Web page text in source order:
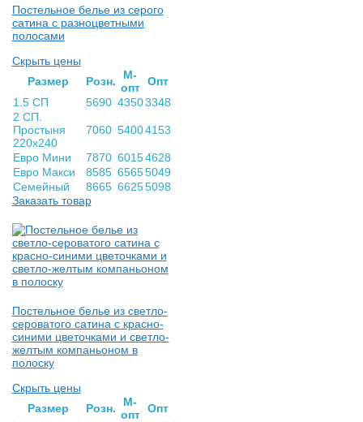
Постельное белье из серого
сатина с разноцветными
полосами
Скрыть цены
Раз­мер
Розн.
М-
опт Опт
1.5 СП
5690 43503348
2 СП.
Простыня
220х240
7060 54004153
Евро Мини 7870 60154628
Евро Макси
8585 65655049
Семейный
8665 66255098
Заказать товар
Постельное белье из светло-
сероватого сатина с красно-
синими цветочками и светло-
желтым компаньоном в
полоску
Скрыть цены
Раз­мер
Розн.
М-
опт Опт